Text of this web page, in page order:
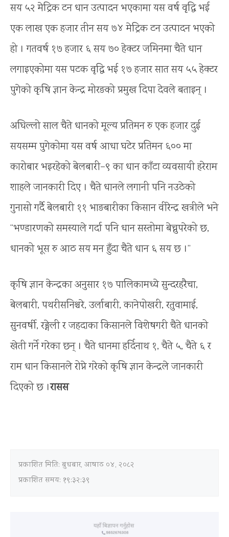
सय ५२ मेट्रिक टन धान उत्पादन भएकामा यस वर्ष वृद्धि भई
एक लाख एक हजार तीन सय ७४ मेट्रिक टन उत्पादन भएको
हो । गतवर्ष १७ हजार ६ सय ७० हेक्टर जमिनमा चैते धान
लगाइएकोमा यस पटक वृद्धि भई १७ हजार सात सय ५५ हेक्टर
पुगेको कृषि ज्ञान केन्द्र मोरङको प्रमुख दिपा देवले बताइन् ।
अघिल्लो साल चैते धानको मूल्य प्रतिमन रु एक हजार दुई
सयसम्म पुगेकोमा यस वर्ष आधा घटेर प्रतिमन ६०० मा
कारोबार भइरहेको बेलबारी–९ का धान काँटा व्यवसायी हरेराम
शाहले जानकारी दिए । चैते धानले लगानी पनि नउठेको
गुनासो गर्दै बेलबारी ११ भाङबारीका किसान वीरेन्द्र खत्रीले भने
“भण्डारणको समस्याले गर्दा पनि धान सस्तोमा बेच्नुपरेको छ,
धानको भूस रु आठ सय मन हुँदा चैते धान ६ सय छ ।”
कृषि ज्ञान केन्द्रका अनुसार १७ पालिकामध्ये सुन्दरहरैचा,
बेलबारी, पथरीसनिश्चरे, उर्लाबारी, कानेपोखरी, रतुवामाई,
सुनवर्षी, रङ्गेली र जहदाका किसानले विशेषगरी चैते धानको
खेती गर्ने गरेका छन् । चैते धानमा हर्दिनाथ १, चैते ५, चैते ६ र
राम धान किसानले रोप्ने गरेको कृषि ज्ञान केन्द्रले जानकारी
दिएको छ ।रासस
प्रकाशित मिति: बुधबार, आषाढ ०४, २०८२
प्रकाशित समय: १९:३२:३९